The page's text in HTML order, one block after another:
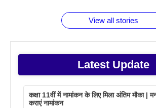
View all stories
Latest Update
कक्षा 11वीं में नामांकन के लिए मिला अंतिम मौका |
कराएं नामांकन